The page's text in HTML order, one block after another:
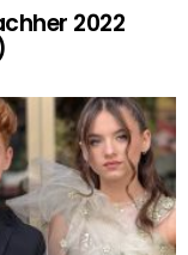
2022